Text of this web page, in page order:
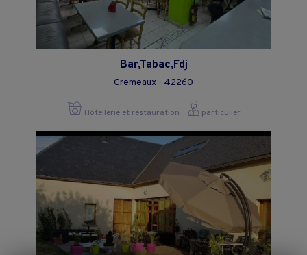
Bar,Tabac,Fdj
Cremeaux - 42260
Hôtellerie et restauration particulier